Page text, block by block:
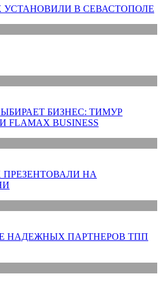
УСТАНОВИЛИ В СЕВАСТОПОЛЕ
БИЗНЕС: ТИМУР
BUSINESS
ПРЕЗЕНТОВАЛИ НА
НАДЕЖНЫХ ПАРТНЕРОВ ТПП